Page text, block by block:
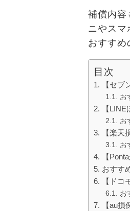
補償内容
ニやスマ
おすすめ
目次
【セ
お
【
お
【楽天
お
【
おすす
【ドコ
お
【au